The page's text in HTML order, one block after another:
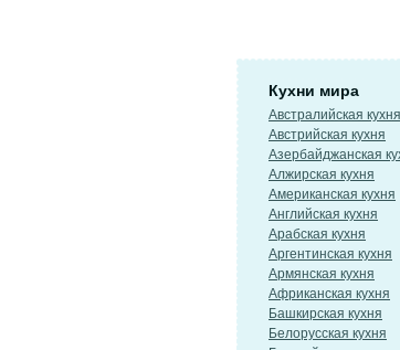
Кухни мира
Австралийская кухня
Австрийская кухня
Азербайджанская
Алжирская кухня
Американская кухня
Английская кухня
Арабская кухня
Аргентинская кухня
Армянская кухня
Африканская кухня
Башкирская кухня
Белорусская кухня